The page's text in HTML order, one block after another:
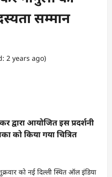
सम्मान
2 years ago)
द्वारा आयोजित इस प्रदर्शनी
को किया गया चित्रित
को नई दिल्ली स्थित ऑल इंडिया